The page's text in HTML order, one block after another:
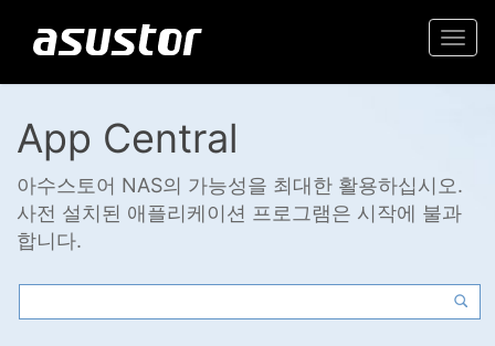
App Central
아수스토어 NAS의 가능성을 최대한 활용하십시오.
사전 설치된 애플리케이션 프로그램은 시작에 불과
합니다.